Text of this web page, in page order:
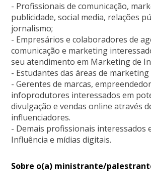
- Profissionais de comunicação,
publicidade, social media, relações
jornalismo;
- Empresários e colaboradores de
comunicação e marketing
seu atendimento em Marketing de
- Estudantes das áreas de marketing
- Gerentes de marcas,
infoprodutores interessados em
divulgação e vendas online através
influenciadores.
- Demais profissionais interessados
Influência e mídias digitais.
Sobre o(a) ministrante/